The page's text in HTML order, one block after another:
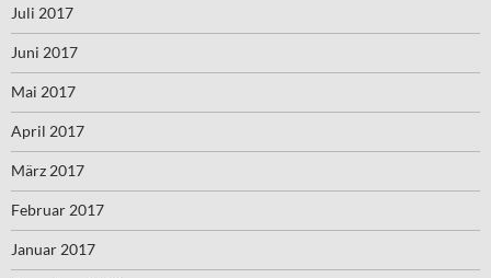
Juli 2017
Juni 2017
Mai 2017
April 2017
März 2017
Februar 2017
Januar 2017